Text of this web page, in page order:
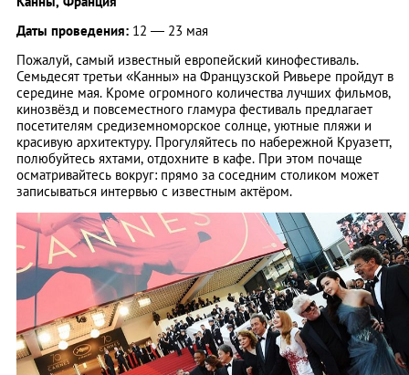
Даты проведения: 12 — 23 мая
Пожалуй, самый известный европейский кинофестиваль.
Семьдесят третьи «Канны» на Французской Ривьере пройдут в
середине мая. Кроме огромного количества лучших фильмов,
кинозвёзд и повсеместного гламура фестиваль предлагает
посетителям средиземноморское солнце, уютные пляжи и
красивую архитектуру. Прогуляйтесь по набережной Круазетт,
полюбуйтесь яхтами, отдохните в кафе. При этом почаще
осматривайтесь вокруг: прямо за соседним столиком может
записываться интервью с известным актёром.